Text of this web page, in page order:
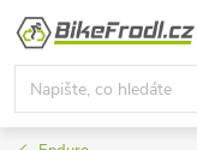
Přejít
obsah